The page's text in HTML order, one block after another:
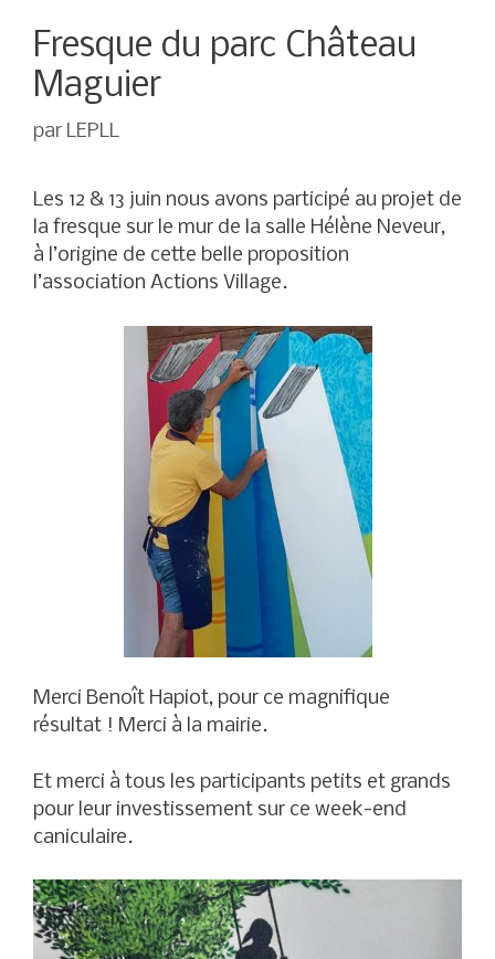
Fresque du parc Château
Maguier
par LEPLL
Les 12 & 13 juin nous avons participé au projet de
la fresque sur le mur de la salle Hélène Neveur,
à l’origine de cette belle proposition
l’association Actions Village.
Merci Benoît Hapiot, pour ce magnifique
résultat ! Merci à la mairie.
Et merci à tous les participants petits et grands
pour leur investissement sur ce week-end
caniculaire.